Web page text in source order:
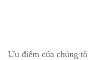
Ưu điểm của chúng